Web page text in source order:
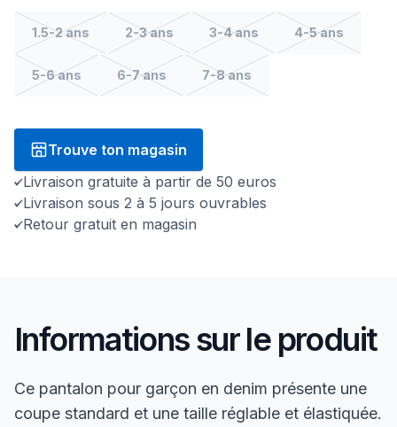
1.5-2 ans 2-3 ans 3-4 ans 4-5 ans
5-6 ans 6-7 ans 7-8 ans
Trouve ton magasin
Livraison gratuite à partir de 50 euros
Livraison sous 2 à 5 jours ouvrables
Retour gratuit en magasin
Informations sur le produit
Ce pantalon pour garçon en denim présente une
coupe standard et une taille réglable et élastiquée.